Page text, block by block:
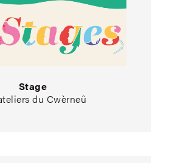
Stage
du Cwèrneû